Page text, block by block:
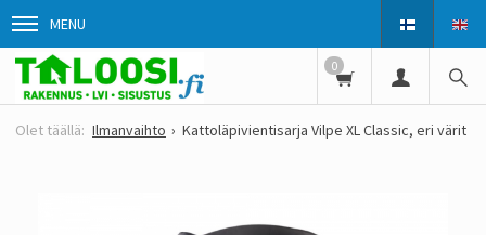
MENU
0
Ilmanvaihto Kattoläpivientisarja Vilpe XL Classic, eri värit